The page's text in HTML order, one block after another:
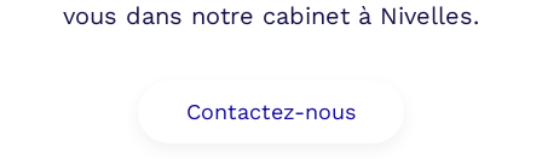
vous dans notre cabinet à Nivelles.
Contactez-nous